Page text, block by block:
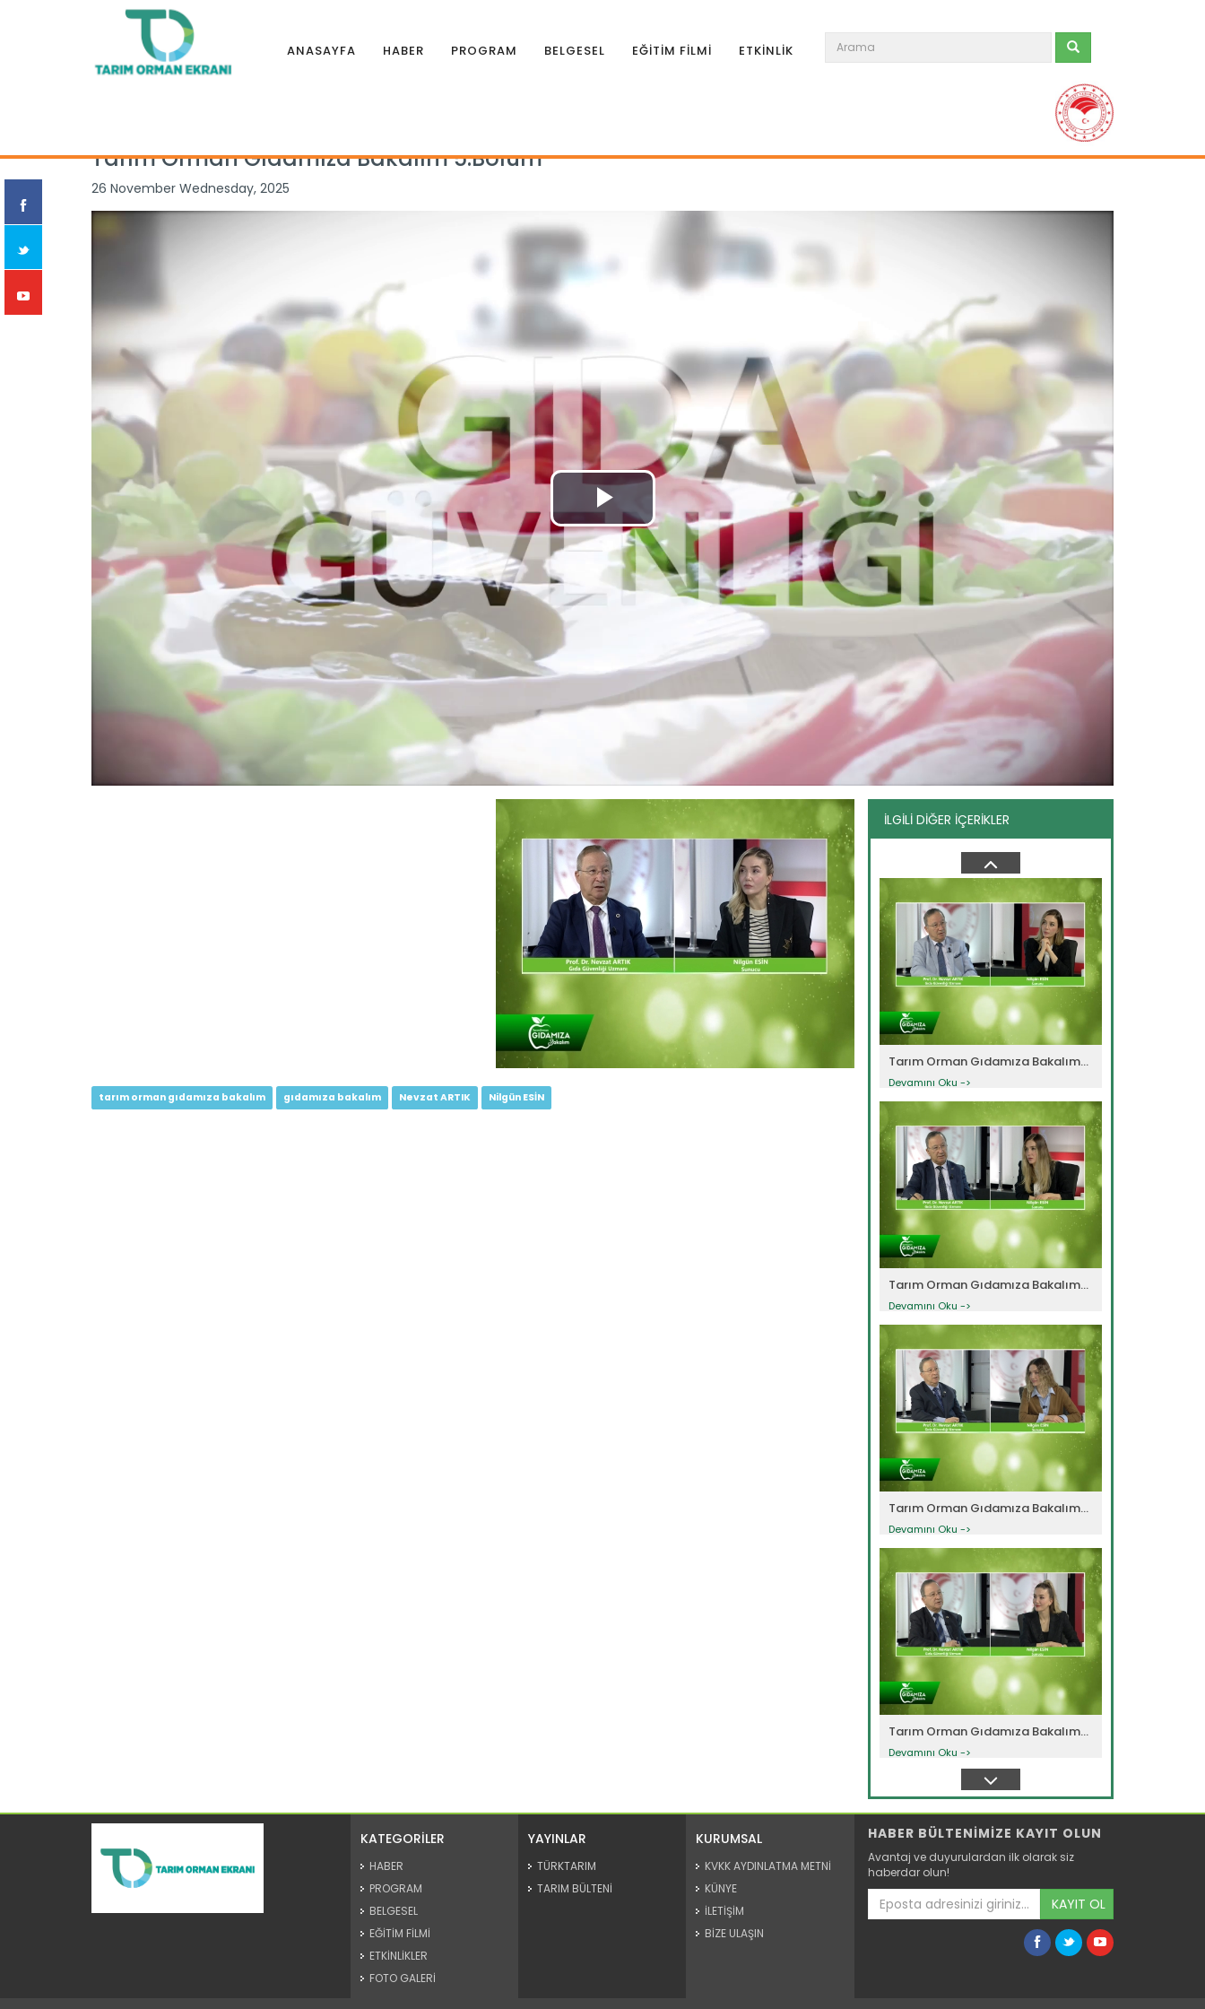
ANASAYFA HABER PROGRAM BELGESEL EĞİTİM FİLMİ ETKİNLİK
Tarım Orman Gıdamıza Bakalım 5.Bölüm
26 November Wednesday, 2025
tarım orman gıdamıza bakalım gıdamıza bakalım Nevzat ARTIK Nilgün ESİN
İLGİLİ DİĞER İÇERİKLER
Tarım Orman Gıdamıza Bakalım...
Tarım Orman Gıdamıza Bakalım...
Devamını Oku ->
Tarım Orman Gıdamıza Bakalım...
Tarım Orman Gıdamıza Bakalım...
Devamını Oku ->
Tarım Orman Gıdamıza Bakalım...
Devamını Oku ->
Tarım Orman Gıdamıza Bakalım...
Devamını Oku ->
Tarım Orman Gıdamıza Bakalım...
Devamını Oku ->
Tarım Orman Gıdamıza Bakalım...
KATEGORİLER
HABER
PROGRAM
BELGESEL
EĞİTİM FİLMİ
ETKİNLİKLER
FOTO GALERİ
YAYINLAR
TÜRKTARIM
TARIM BÜLTENİ
KURUMSAL
KVKK AYDINLATMA METNİ
KÜNYE
İLETİŞİM
BİZE ULAŞIN
HABER BÜLTENİMİZE KAYIT OLUN
Avantaj ve duyurulardan ilk olarak siz
haberdar olun!
KAYIT OL